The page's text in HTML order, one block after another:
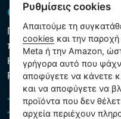
GDPR και Cookies
Πολιτική προστασίας
που υποβάλλονται σε
Κανόνες χρήσης των
Ρυθμίσεις cookies
Ρυθμίσεις cookies
Απαιτούμε τη
cookies και την
Meta ή την Amazon,
γρήγορα αυτό που
αποφύγετε να κάνετε
και να αποφύγετε να
προϊόντα που δεν
αρχεία περιέχουν